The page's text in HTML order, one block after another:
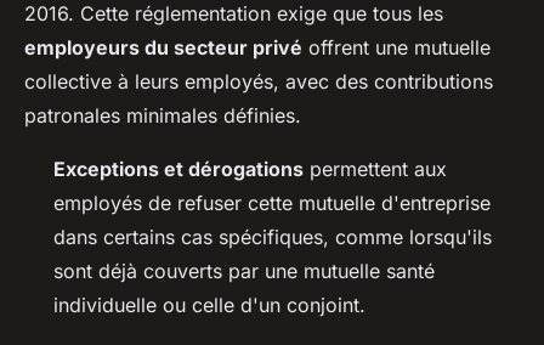
2016. Cette réglementation exige que tous les
employeurs du secteur privé offrent une mutuelle
collective à leurs employés, avec des contributions
patronales minimales définies.
Exceptions et dérogations permettent aux
employés de refuser cette mutuelle d'entreprise
dans certains cas spécifiques, comme lorsqu'ils
sont déjà couverts par une mutuelle santé
individuelle ou celle d'un conjoint.